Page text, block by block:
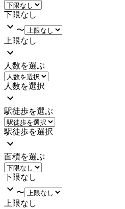
下限なし
〜
上限なし
人数を選ぶ
人数を選択
駅徒歩を選ぶ
駅徒歩を選択
面積を選ぶ
下限なし
〜
上限なし